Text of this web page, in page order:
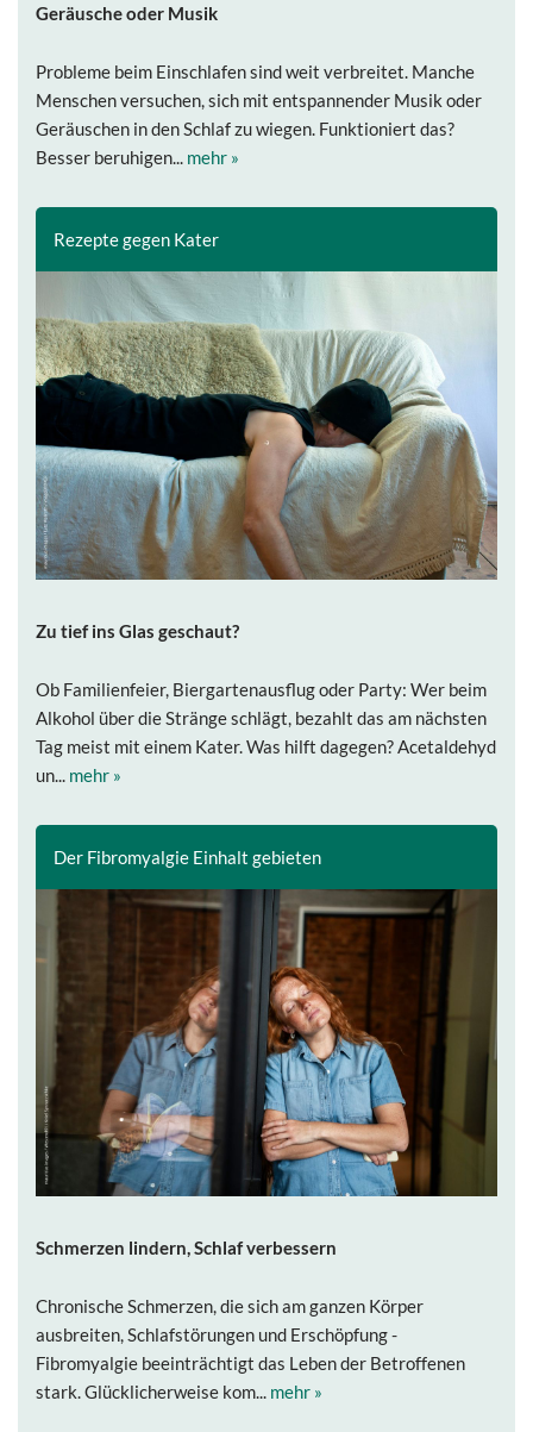
Geräusche oder Musik
Probleme beim Einschlafen sind weit verbreitet. Manche
Menschen versuchen, sich mit entspannender Musik oder
Geräuschen in den Schlaf zu wiegen. Funktioniert das?
Besser beruhigen... mehr »
Rezepte gegen Kater
Zu tief ins Glas geschaut?
Ob Familienfeier, Biergartenausflug oder Party: Wer beim
Alkohol über die Stränge schlägt, bezahlt das am nächsten
Tag meist mit einem Kater. Was hilft dagegen? Acetaldehyd
un... mehr »
Der Fibromyalgie Einhalt gebieten
Schmerzen lindern, Schlaf verbessern
Chronische Schmerzen, die sich am ganzen Körper
ausbreiten, Schlafstörungen und Erschöpfung -
Fibromyalgie beeinträchtigt das Leben der Betroffenen
stark. Glücklicherweise kom... mehr »